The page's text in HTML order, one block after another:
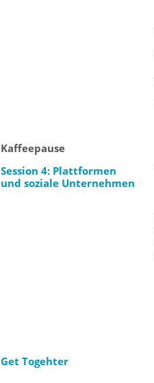
Kaffeepause
Session 4: Plattformen
und soziale Unternehmen
Get Togehter